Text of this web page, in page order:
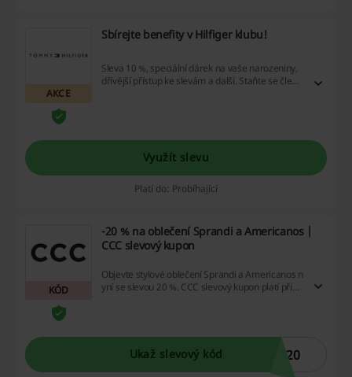
AKCE
Sbírejte benefity v Hilfiger klubu!
Sleva 10 %, speciální dárek na vaše narozeniny,
dřívější přístup ke slevám a další. Staňte se členy
Využít slevu
Platí do: Probíhající
KÓD
-20 % na oblečení Sprandi a Americanos |
CCC slevový kupon
Objevte stylové oblečení Sprandi a Americanos n
yní se slevou 20 %. CCC slevový kupon platí při
Ukaž slevový kód T20